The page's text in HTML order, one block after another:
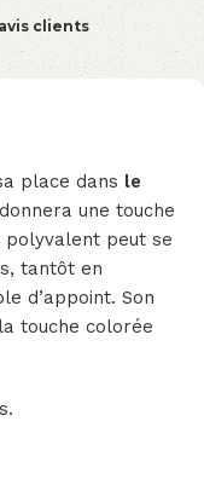
clients
place dans le
une touche
polyvalent peut se
tantôt en
d’appoint. Son
touche colorée